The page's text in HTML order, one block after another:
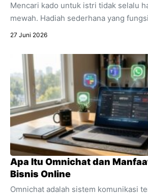
Mencari kado untuk istri tidak selalu
mewah. Hadiah sederhana yang
skincare sering kali jauh lebih
dijadikan kado spesial untuk
27 Juni 2026
Apa Itu Omnichat dan
Bisnis Online
Omnichat adalah sistem komunikasi